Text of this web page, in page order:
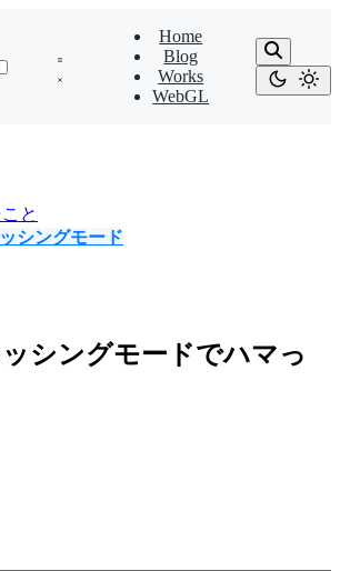
Home
Blog
Works
WebGL
と
シングモード
シングモードでハマっ